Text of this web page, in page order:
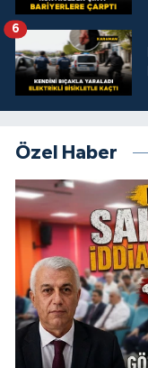
6
Özel Haber